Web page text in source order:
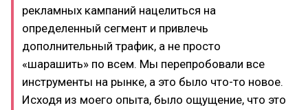
рекламных кампаний нацелиться на
определенный сегмент и привлечь
дополнительный трафик, а не просто
«шарашить» по всем. Мы перепробовали все
инструменты на рынке, а это было что-то новое.
Исходя из моего опыта, было ощущение, что это